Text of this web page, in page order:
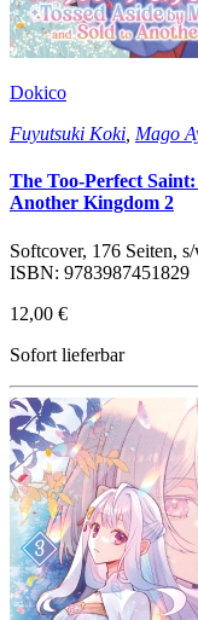
Dokico
Fuyutsuki Koki Mago
The Too-Perfect
Another Kingdom 2
Softcover, 176 Seiten,
ISBN: 9783987451829
12,00 €
Sofort lieferbar